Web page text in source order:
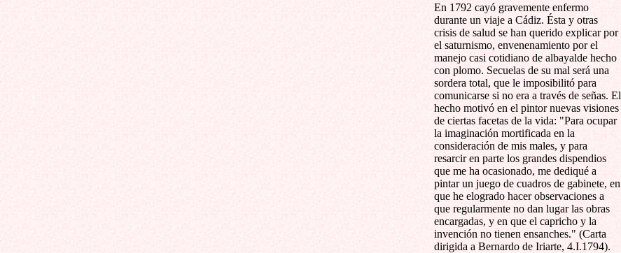
En 1792 cayó gravemente enfermo
durante un viaje a Cádiz. Ésta y otras
crisis de salud se han querido explicar por
el saturnismo, envenenamiento por el
manejo casi cotidiano de albayalde hecho
con plomo. Secuelas de su mal será una
sordera total, que le imposibilitó para
comunicarse si no era a través de señas. El
hecho motivó en el pintor nuevas visiones
de ciertas facetas de la vida: "Para ocupar
la imaginación mortificada en la
consideración de mis males, y para
resarcir en parte los grandes dispendios
que me ha ocasionado, me dediqué a
pintar un juego de cuadros de gabinete, en
que he elogrado hacer observaciones a
que regularmente no dan lugar las obras
encargadas, y en que el capricho y la
invención no tienen ensanches." (Carta
dirigida a Bernardo de Iriarte, 4.I.1794).